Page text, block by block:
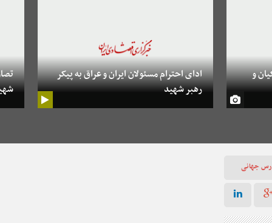
ادای احترام مسئولان ایران و عراق به پیکر
رهبر شهید
و
جهانی